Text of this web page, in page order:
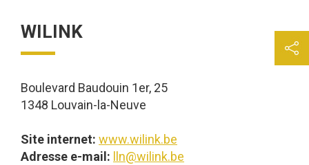
WILINK
Boulevard Baudouin 1er, 25
1348 Louvain-la-Neuve
Site internet: www.wilink.be
Adresse e-mail:
lln@wilink.be